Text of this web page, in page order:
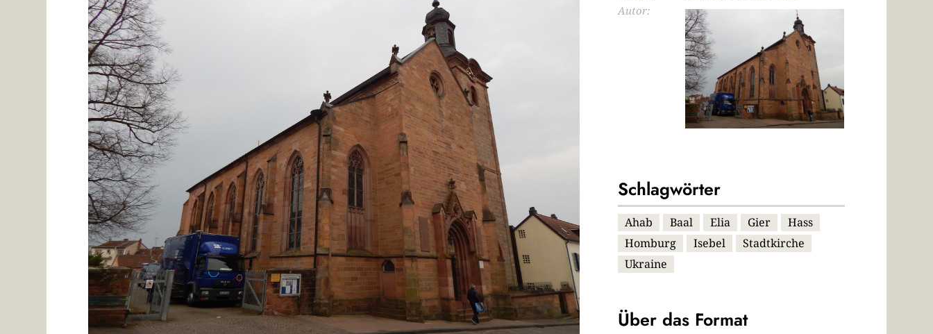
Autor:
Schlagwörter
Ahab Baal Elia Gier
Hass
Homburg
Isebel
Stadtkirche
Ukraine
Über das Format